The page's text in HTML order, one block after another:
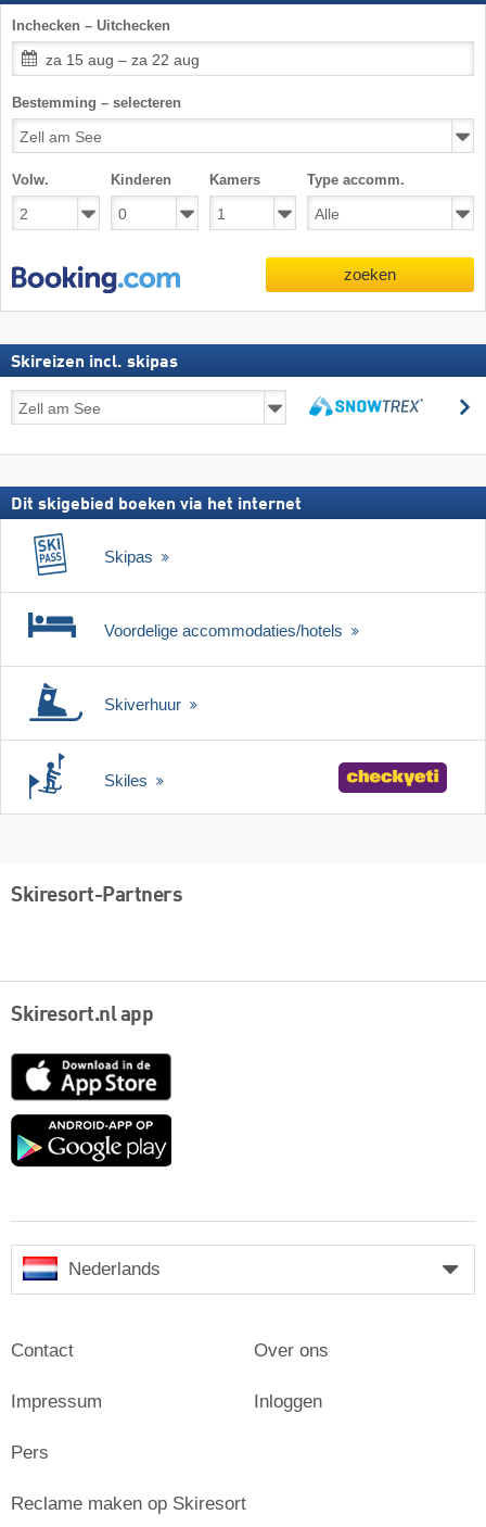
Inchecken – Uitchecken
za 15 aug – za 22 aug
Bestemming – selecteren
Volw. Kinderen Kamers Type accomm.
zoeken
Skireizen incl. skipas
incl.
Dit skigebied boeken via het internet
Skipas
Voordelige accommodaties/hotels
Skiverhuur
Skiles
Skiresort-Partners
Skiresort.nl app
App
Google
Nederlands
Contact
Impressum
Pers
Over ons
Inloggen
Reclame maken op Skiresort